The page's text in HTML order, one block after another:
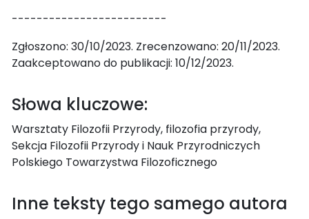
-------------------------
Zgłoszono: 30/10/2023. Zrecenzowano: 20/11/2023.
Zaakceptowano do publikacji: 10/12/2023.
Słowa kluczowe:
Warsztaty Filozofii Przyrody, filozofia przyrody,
Sekcja Filozofii Przyrody i Nauk Przyrodniczych
Polskiego Towarzystwa Filozoficznego
Inne teksty tego samego autora